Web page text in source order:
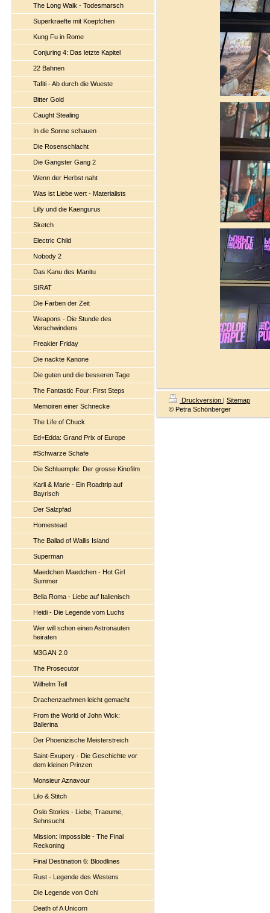
The Long Walk - Todesmarsch
Superkraefte mit Koepfchen
Kung Fu in Rome
Conjuring 4: Das letzte Kapitel
22 Bahnen
Tafiti - Ab durch die Wueste
Bitter Gold
Caught Stealing
In die Sonne schauen
Die Rosenschlacht
Die Gangster Gang 2
Wenn der Herbst naht
Was ist Liebe wert - Materialists
Lilly und die Kaengurus
Sketch
Electric Child
Nobody 2
Das Kanu des Manitu
SIRAT
Die Farben der Zeit
Weapons - Die Stunde des
Verschwindens
Freakier Friday
Die nackte Kanone
Die guten und die besseren Tage
The Fantastic Four: First Steps
Memoiren einer Schnecke
The Life of Chuck
Ed+Edda: Grand Prix of Europe
#Schwarze Schafe
Die Schluempfe: Der grosse Kinofilm
Karli & Marie - Ein Roadtrip auf
Bayrisch
Der Salzpfad
Homestead
The Ballad of Wallis Island
Superman
Maedchen Maedchen - Hot Girl
Summer
Bella Roma - Liebe auf Italienisch
Heidi - Die Legende vom Luchs
Wer will schon einen Astronauten
heiraten
M3GAN 2.0
The Prosecutor
Wilhelm Tell
Drachenzaehmen leicht gemacht
From the World of John Wick:
Ballerina
Der Phoenizische Meisterstreich
Saint-Exupery - Die Geschichte vor
dem kleinen Prinzen
Monsieur Aznavour
Lilo & Stitch
Oslo Stories - Liebe, Traeume,
Sehnsucht
Mission: Impossible - The Final
Reckoning
Final Destination 6: Bloodlines
Rust - Legende des Westens
Die Legende von Ochi
Death of A Unicorn
Druckversion | Sitemap
© Petra Schönberger